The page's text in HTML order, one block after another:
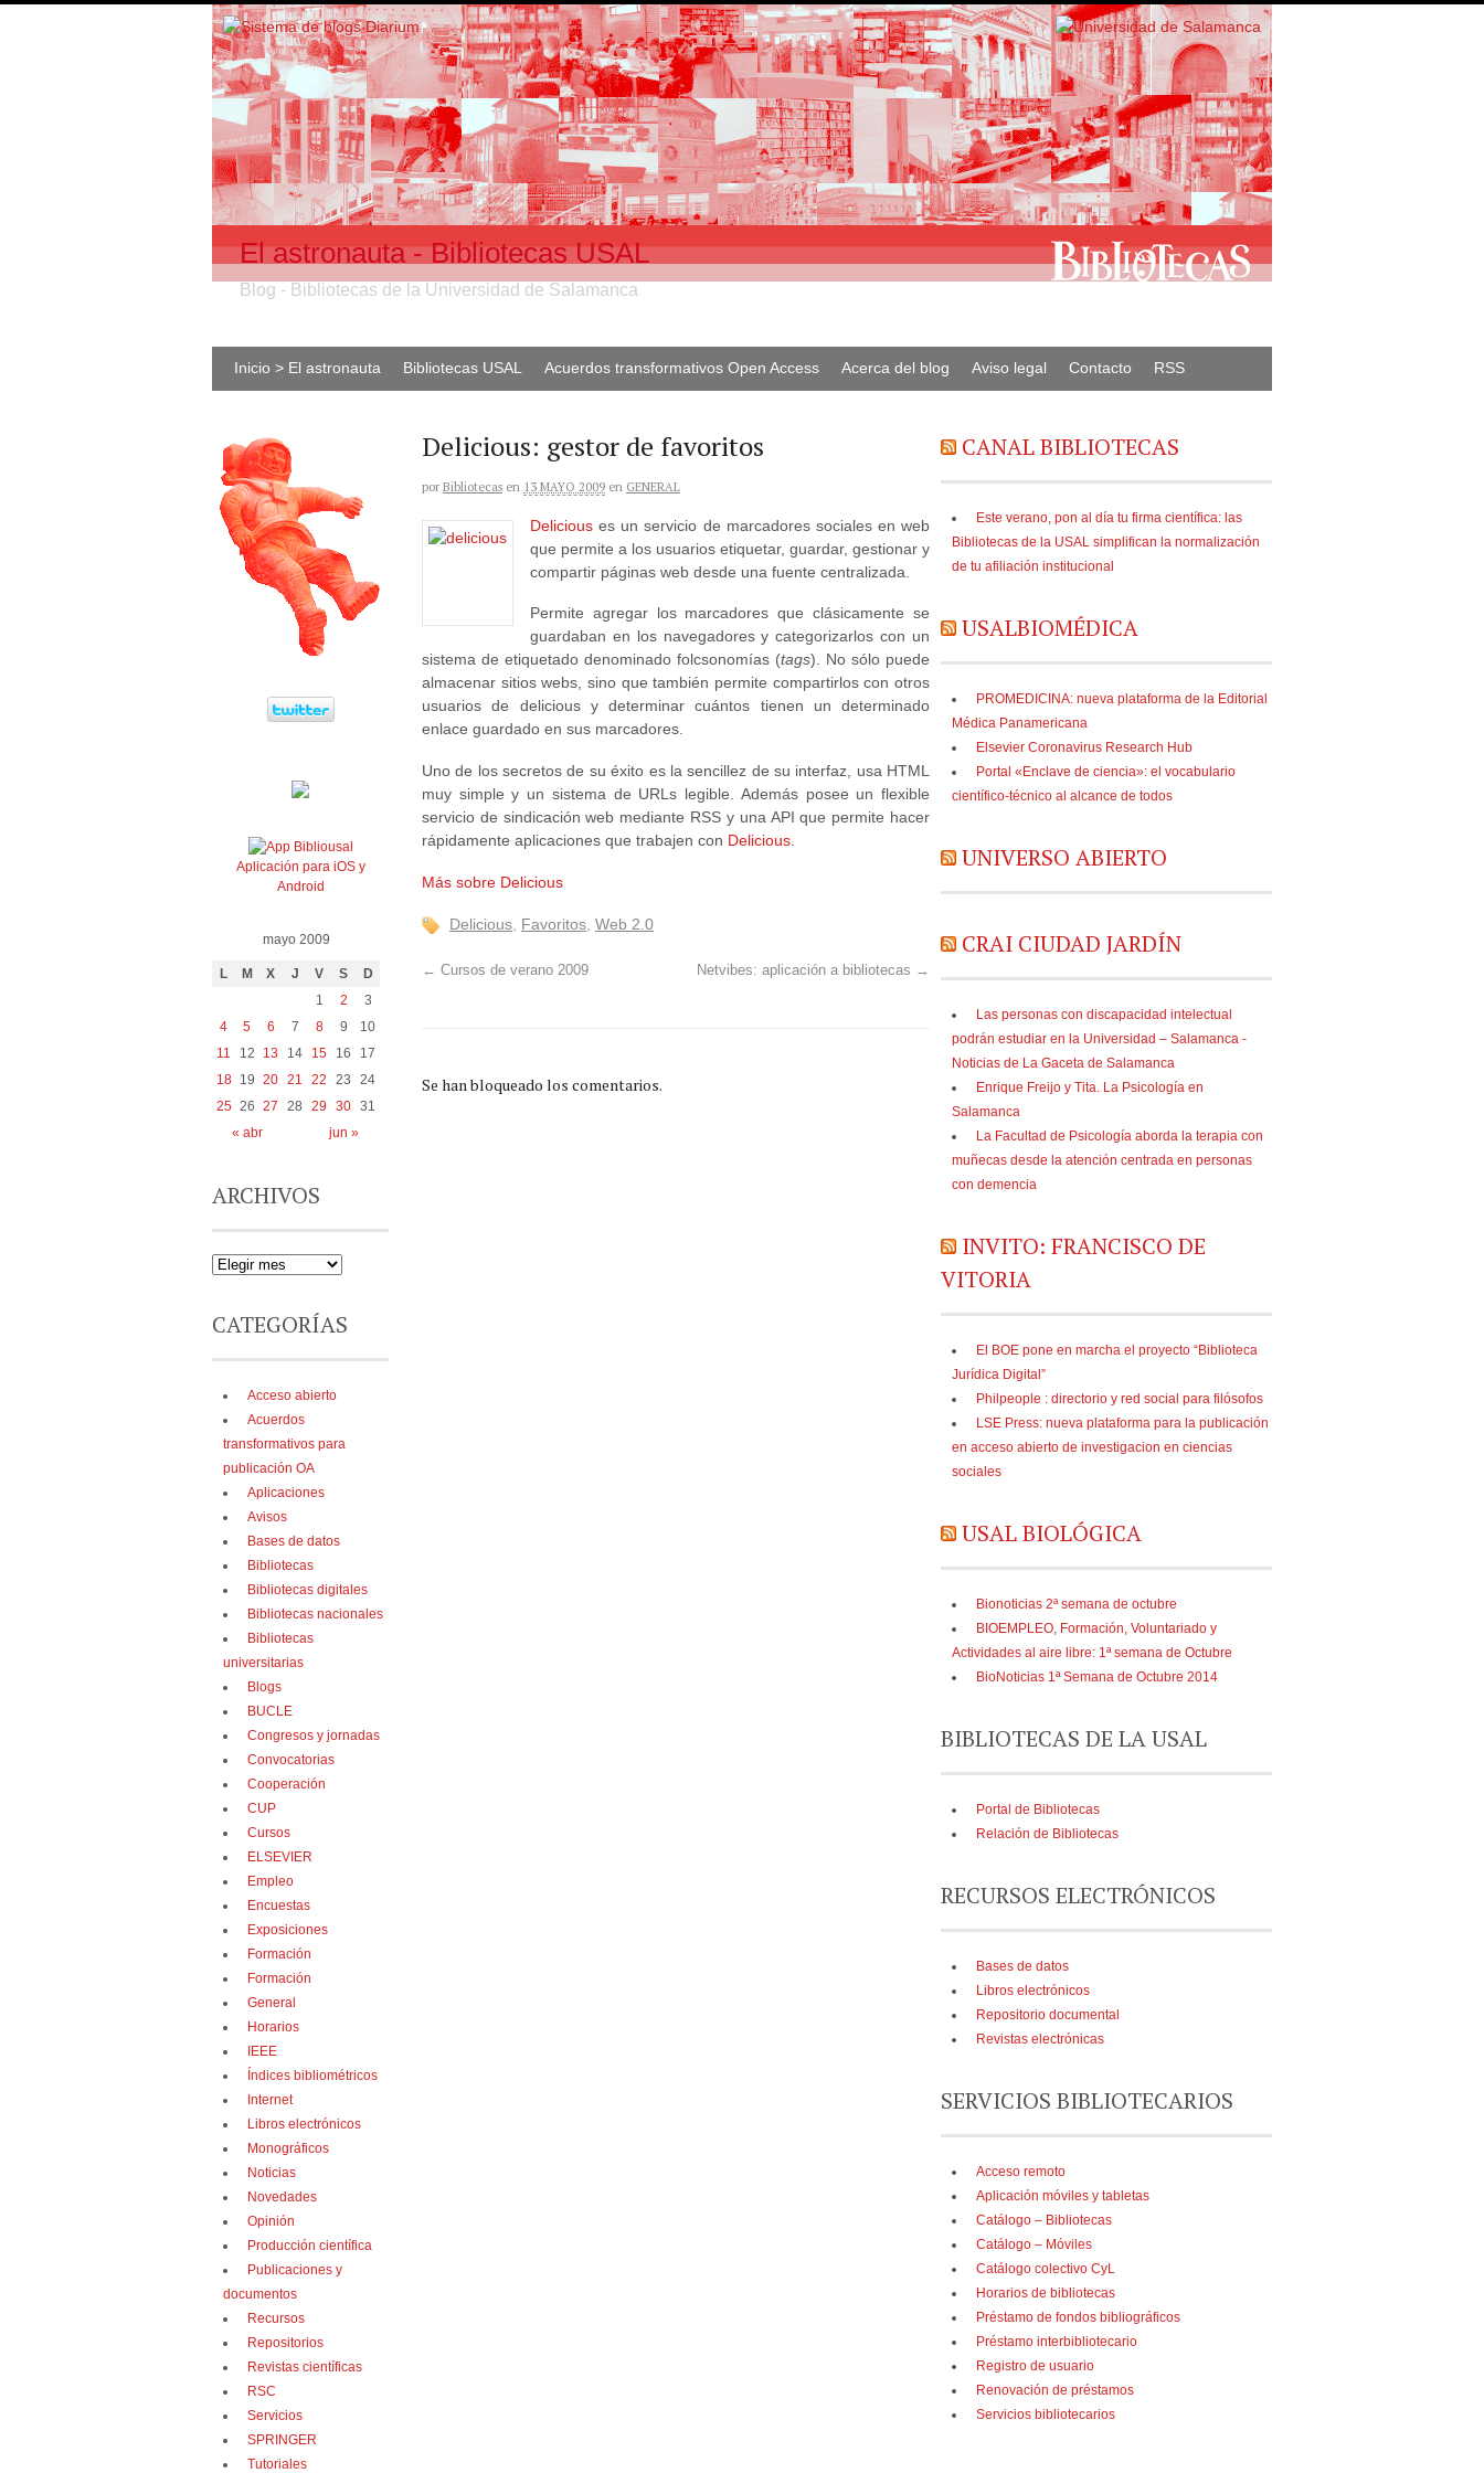
El astronauta - Bibliotecas USAL
Blog - Bibliotecas de la Universidad de Salamanca
Inicio > El astronauta Bibliotecas USAL Acuerdos transformativos Open Access Acerca del blog Aviso legal Contacto RSS
Delicious: gestor de favoritos
por Bibliotecas en 13 MAYO 2009 en GENERAL
Delicious es un servicio de marcadores sociales en web
que permite a los usuarios etiquetar, guardar, gestionar y
compartir páginas web desde una fuente centralizada.
Permite agregar los marcadores que clásicamente se
guardaban en los navegadores y categorizarlos con un
sistema de etiquetado denominado folcsonomías (tags). No sólo puede
almacenar sitios webs, sino que también permite compartirlos con otros
usuarios de delicious y determinar cuántos tienen un determinado
enlace guardado en sus marcadores.
Uno de los secretos de su éxito es la sencillez de su interfaz, usa HTML
muy simple y un sistema de URLs legible. Además posee un flexible
servicio de sindicación web mediante RSS y una API que permite hacer
rápidamente aplicaciones que trabajen con Delicious
Más sobre Delicious
Delicious Favoritos Web 2.0
← Cursos de verano 2009 Netvibes: aplicación a bibliotecas →
Se han bloqueado los comentarios.
CANAL BIBLIOTECAS
Este verano, pon al día tu firma científica: las
Bibliotecas de la USAL simplifican la normalización
de tu afiliación institucional
USALBIOMÉDICA
PROMEDICINA: nueva plataforma de la Editorial
Médica Panamericana
Elsevier Coronavirus Research Hub
Portal «Enclave de ciencia»: el vocabulario
científico-técnico al alcance de todos
UNIVERSO ABIERTO
CRAI CIUDAD JARDÍN
Las personas con discapacidad intelectual
podrán estudiar en la Universidad – Salamanca -
Noticias de La Gaceta de Salamanca
Enrique Freijo y Tita. La Psicología en
Salamanca
La Facultad de Psicología aborda la terapia con
muñecas desde la atención centrada en personas
con demencia
INVITO: FRANCISCO DE
VITORIA
El BOE pone en marcha el proyecto “Biblioteca
Jurídica Digital”
Philpeople : directorio y red social para filósofos
LSE Press: nueva plataforma para la publicación
en acceso abierto de investigacion en ciencias
sociales
USAL BIOLÓGICA
Bionoticias 2ª semana de octubre
BIOEMPLEO, Formación, Voluntariado y
Actividades al aire libre: 1ª semana de Octubre
BioNoticias 1ª Semana de Octubre 2014
BIBLIOTECAS DE LA USAL
Portal de Bibliotecas
Relación de Bibliotecas
RECURSOS ELECTRÓNICOS
Bases de datos
Libros electrónicos
Repositorio documental
Revistas electrónicas
SERVICIOS BIBLIOTECARIOS
Acceso remoto
Aplicación móviles y tabletas
Catálogo – Bibliotecas
Catálogo – Móviles
Catálogo colectivo CyL
Horarios de bibliotecas
Préstamo de fondos bibliográficos
Préstamo interbibliotecario
Registro de usuario
Renovación de préstamos
Servicios bibliotecarios
Aplicación para iOS y
Android
mayo 2009
L M X J V S D
« abr jun »
1 2
3
4
5 6 7 8 9
10
11
12 13 14 15 16
17
18
19 20 21 22 23
24
25 26 27 28 29 30 31
ARCHIVOS
CATEGORÍAS
Acceso abierto
Acuerdos
transformativos para
publicación OA
Aplicaciones
Avisos
Bases de datos
Bibliotecas
Bibliotecas digitales
Bibliotecas nacionales
Bibliotecas
universitarias
Blogs
BUCLE
Congresos y jornadas
Convocatorias
Cooperación
CUP
Cursos
ELSEVIER
Empleo
Encuestas
Exposiciones
Formación
Formación
General
Horarios
IEEE
Índices bibliométricos
Internet
Libros electrónicos
Monográficos
Noticias
Novedades
Opinión
Producción científica
Publicaciones y
documentos
Recursos
Repositorios
Revistas científicas
RSC
Servicios
SPRINGER
Tutoriales